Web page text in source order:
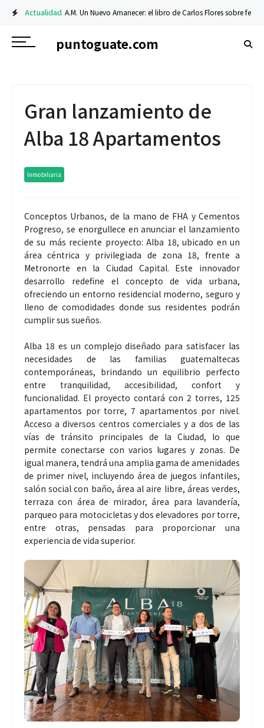
Actualidad A.M. Un Nuevo Amanecer: el libro de Carlos Flores sobre fe y
puntoguate.com
Gran lanzamiento de
Alba 18 Apartamentos
Inmobiliaria
Conceptos Urbanos, de la mano de FHA y Cementos
Progreso, se enorgullece en anunciar el lanzamiento
de su más reciente proyecto: Alba 18, ubicado en un
área céntrica y privilegiada de zona 18, frente a
Metronorte en la Ciudad Capital. Este innovador
desarrollo redefine el concepto de vida urbana,
ofreciendo un entorno residencial moderno, seguro y
lleno de comodidades donde sus residentes podrán
cumplir sus sueños.
Alba 18 es un complejo diseñado para satisfacer las
necesidades de las familias guatemaltecas
contemporáneas, brindando un equilibrio perfecto
entre tranquilidad, accesibilidad, confort y
funcionalidad. El proyecto contará con 2 torres, 125
apartamentos por torre, 7 apartamentos por nivel.
Acceso a diversos centros comerciales y a dos de las
vías de tránsito principales de la Ciudad, lo que
permite conectarse con varios lugares y zonas. De
igual manera, tendrá una amplia gama de amenidades
de primer nivel, incluyendo área de juegos infantiles,
salón social con baño, área al aire libre, áreas verdes,
terraza con área de mirador, área para lavandería,
parqueo para motocicletas y dos elevadores por torre,
entre otras, pensadas para proporcionar una
experiencia de vida superior.